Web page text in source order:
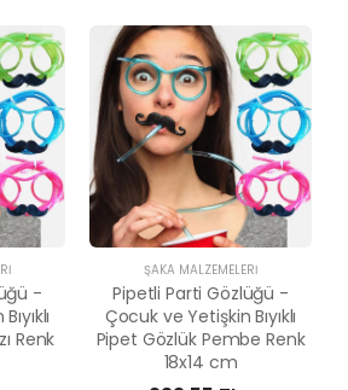
-
Renk
ŞAKA MALZEMELERI
Pipetli Parti Gözlüğü -
Çocuk ve Yetişkin Bıyıklı
Pipet Gözlük Pembe Renk
18x14 cm